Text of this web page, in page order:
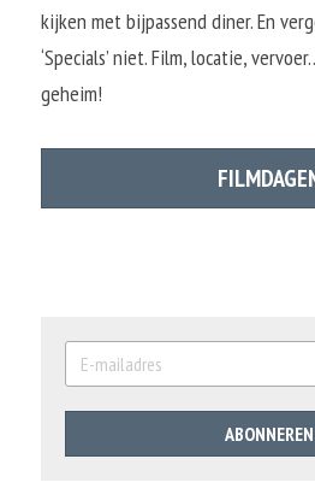
kijken met bijpassend diner. En
‘Specials’ niet. Film, locatie,
geheim!
ABONNEREN